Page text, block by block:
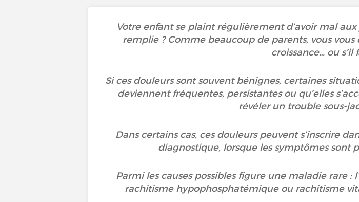
Votre enfant se plaint régulièrement d’avoir mal
remplie ? Comme beaucoup de parents, vous
croissance… ou s’il
Si ces douleurs sont souvent bénignes, certaines
deviennent fréquentes, persistantes ou qu’elles
révéler un trouble sous-
Dans certains cas, ces douleurs peuvent s’inscrire
diagnostique, lorsque les symptômes sont
Parmi les causes possibles figure une maladie rare :
rachitisme hypophosphatémique ou rachitisme